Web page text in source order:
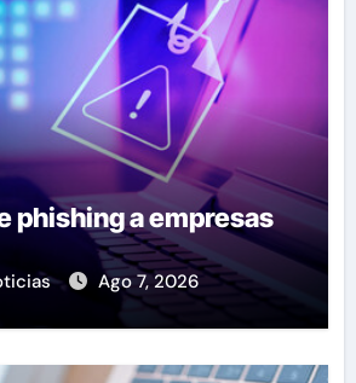
phishing a empresas
Ago 7, 2026